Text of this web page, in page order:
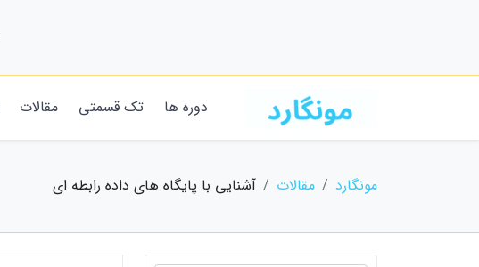
دوره ها تک قسمتی مقالات
مونگارد مقالات آشنایی با پایگاه های داده رابطه ای